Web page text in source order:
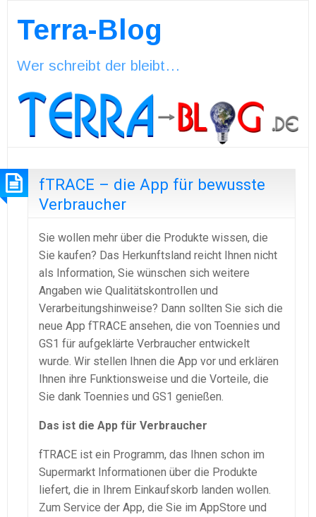
Terra-Blog
Wer schreibt der bleibt…
fTRACE – die App für bewusste
Verbraucher
Sie wollen mehr über die Produkte wissen, die
Sie kaufen? Das Herkunftsland reicht Ihnen nicht
als Information, Sie wünschen sich weitere
Angaben wie Qualitätskontrollen und
Verarbeitungshinweise? Dann sollten Sie sich die
neue App fTRACE ansehen, die von Toennies und
GS1 für aufgeklärte Verbraucher entwickelt
wurde. Wir stellen Ihnen die App vor und erklären
Ihnen ihre Funktionsweise und die Vorteile, die
Sie dank Toennies und GS1 genießen.
Das ist die App für Verbraucher
fTRACE ist ein Programm, das Ihnen schon im
Supermarkt Informationen über die Produkte
liefert, die in Ihrem Einkaufskorb landen wollen.
Zum Service der App, die Sie im AppStore und